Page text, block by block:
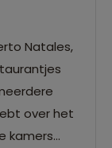
Natales,
over het
kamers